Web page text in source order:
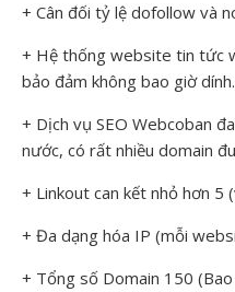
+ Cân đối tỷ lệ dofollow và
+ Hệ thống website tin tức
bảo đảm không bao giờ
+ Dịch vụ SEO Webcoban
nước, có rất nhiều domain
+ Linkout can kết nhỏ hơn 5
+ Đa dạng hóa IP (mỗi
+ Tổng số Domain 150